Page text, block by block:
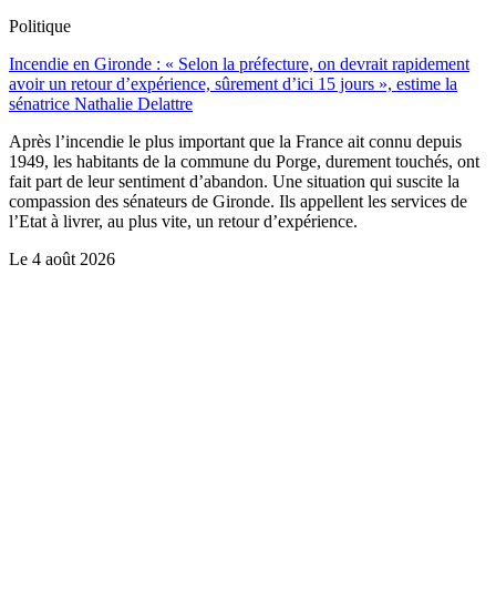
Politique
Incendie en Gironde : « Selon la préfecture, on devrait rapidement
avoir un retour d’expérience, sûrement d’ici 15 jours », estime la
sénatrice Nathalie Delattre
Après l’incendie le plus important que la France ait connu depuis
1949, les habitants de la commune du Porge, durement touchés, ont
fait part de leur sentiment d’abandon. Une situation qui suscite la
compassion des sénateurs de Gironde. Ils appellent les services de
l’Etat à livrer, au plus vite, un retour d’expérience.
Le 4 août 2026